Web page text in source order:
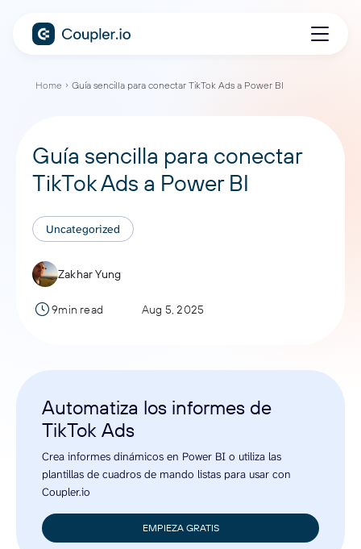
Home Guía sencilla para conectar TikTok Ads a Power BI
Guía sencilla para conectar
TikTok Ads a Power BI
Uncategorized
Zakhar Yung
9min read Aug 5, 2025
Automatiza los informes de
TikTok Ads
Crea informes dinámicos en Power BI o utiliza las
plantillas de cuadros de mando listas para usar con
Coupler.io
EMPIEZA GRATIS